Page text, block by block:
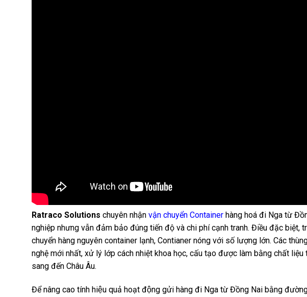
Ratraco Solutions chuyên nhận vận chuyển Container hàng hoá đi Nga từ
nghiệp nhưng vẫn đảm bảo đúng tiến độ và chi phí cạnh tranh. Điều đặc biệt,
chuyển hàng nguyên container lạnh, Contianer nóng với số lượng lớn. Các
nghệ mới nhất, xử lý lớp cách nhiệt khoa học, cấu tạo được làm bằng chất
sang đến Châu Âu.
Để nâng cao tính hiệu quả hoạt động gửi hàng đi Nga từ Đồng Nai bằng